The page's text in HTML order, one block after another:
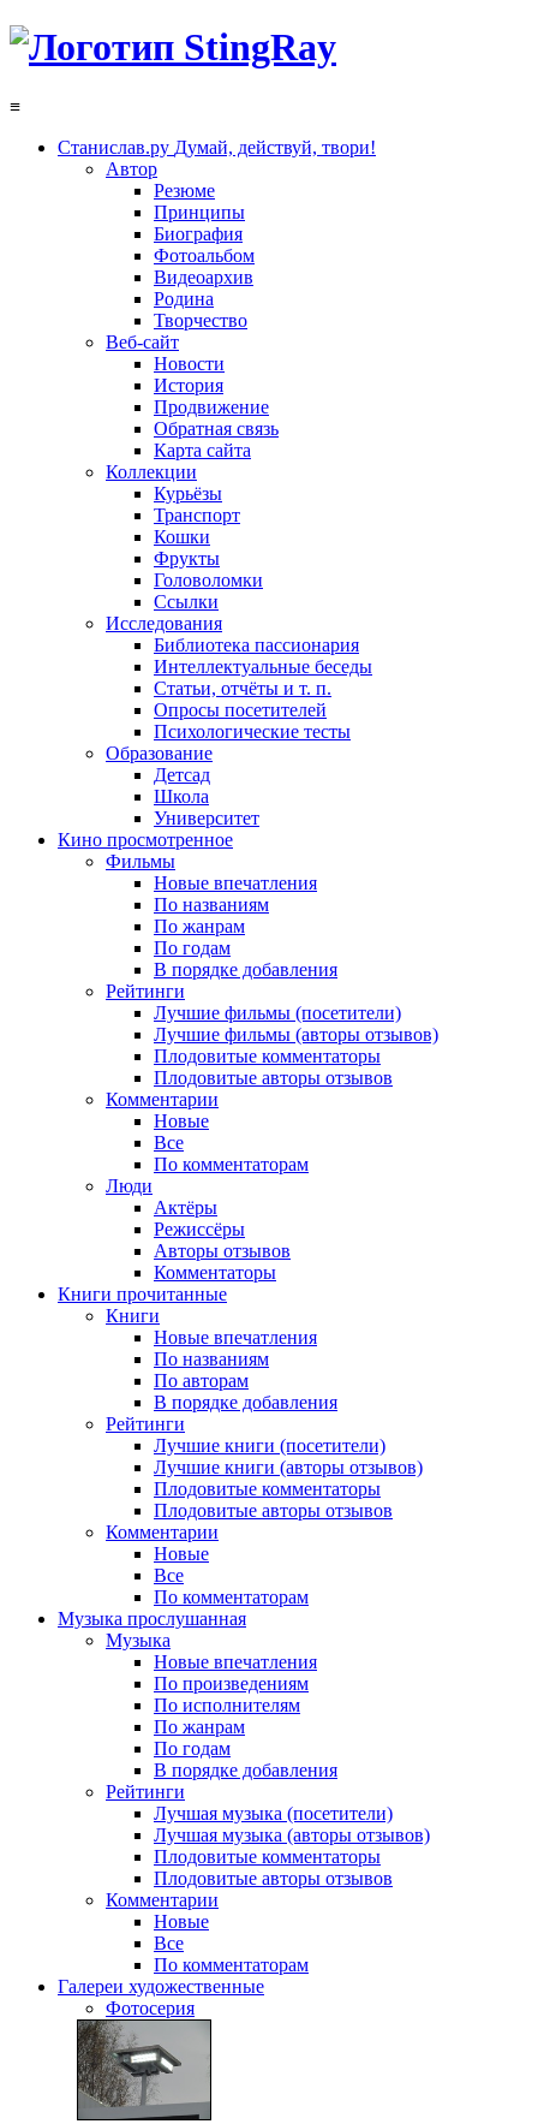
≡
Станислав.ру Думай, действуй, твори!
Автор
Резюме
Принципы
Биография
Фотоальбом
Видеоархив
Родина
Творчество
Веб-сайт
Новости
История
Продвижение
Обратная связь
Карта сайта
Коллекции
Курьёзы
Транспорт
Кошки
Фрукты
Головоломки
Ссылки
Исследования
Библиотека пассионария
Интеллектуальные беседы
Статьи, отчёты и т. п.
Опросы посетителей
Психологические тесты
Образование
Детсад
Школа
Университет
Кино просмотренное
Фильмы
Новые впечатления
По названиям
По жанрам
По годам
В порядке добавления
Рейтинги
Лучшие фильмы (посетители)
Лучшие фильмы (авторы отзывов)
Плодовитые комментаторы
Плодовитые авторы отзывов
Комментарии
Новые
Все
По комментаторам
Люди
Актёры
Режиссёры
Авторы отзывов
Комментаторы
Книги прочитанные
Книги
Новые впечатления
По названиям
По авторам
В порядке добавления
Рейтинги
Лучшие книги (посетители)
Лучшие книги (авторы отзывов)
Плодовитые комментаторы
Плодовитые авторы отзывов
Комментарии
Новые
Все
По комментаторам
Музыка прослушанная
Музыка
Новые впечатления
По произведениям
По исполнителям
По жанрам
По годам
В порядке добавления
Рейтинги
Лучшая музыка (посетители)
Лучшая музыка (авторы отзывов)
Плодовитые комментаторы
Плодовитые авторы отзывов
Комментарии
Новые
Все
По комментаторам
Галереи художественные
Фотосерия